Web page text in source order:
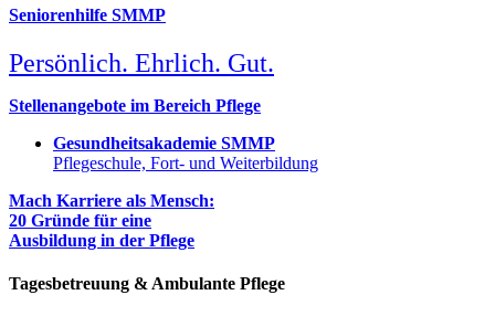
Seniorenhilfe SMMP
Persönlich. Ehrlich. Gut.
Stellenangebote im Bereich Pflege
Gesundheitsakademie SMMP
Pflegeschule, Fort- und Weiterbildung
Mach Karriere als Mensch:
20 Gründe für eine
Ausbildung in der Pflege
Tagesbetreuung & Ambulante Pflege